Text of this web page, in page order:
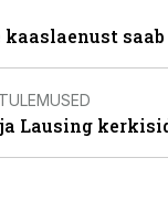
kaaslaenust
Lausing